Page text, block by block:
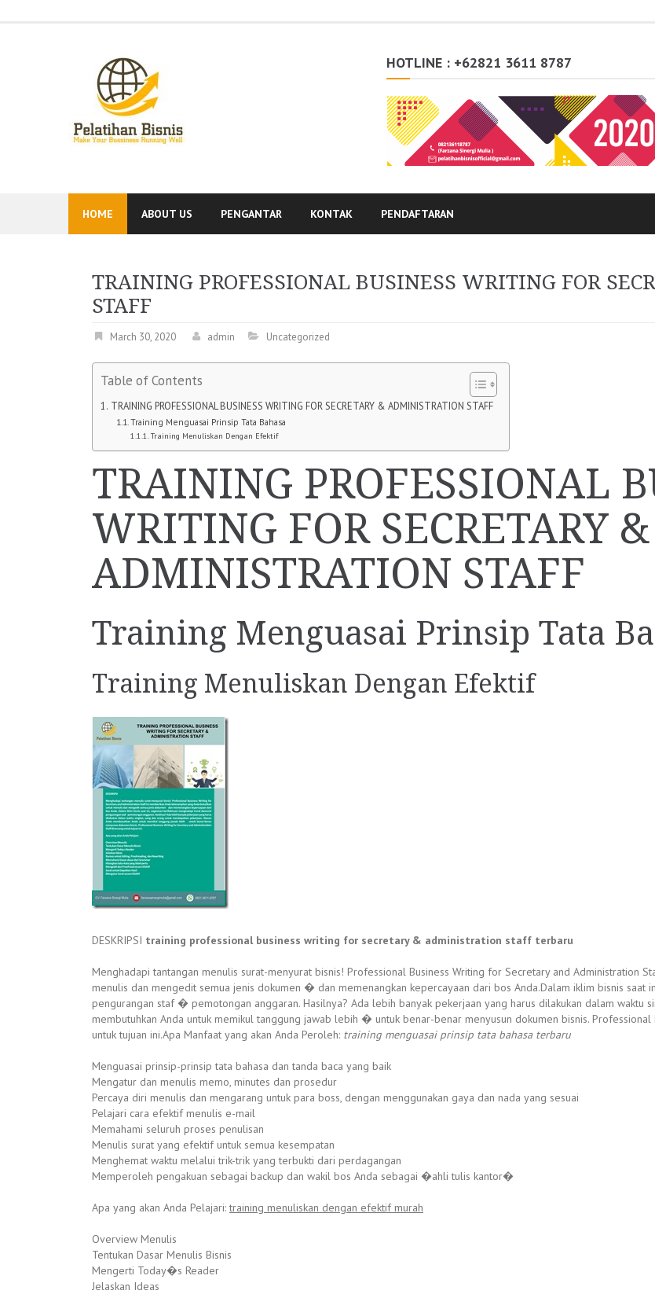
HOTLINE : +62821 3611 8787
HOME ABOUT US PENGANTAR KONTAK PENDAFTARAN
TRAINING PROFESSIONAL BUSINESS WRITING FOR
STAFF
March 30, 2020 admin Uncategorized
Table of Contents
TRAINING PROFESSIONAL BUSINESS WRITING FOR SECRETARY & ADMINISTRATION STAFF
Training Menguasai Prinsip Tata Bahasa
Training Menuliskan Dengan Efektif
TRAINING PROFESSIONAL
WRITING FOR SECRETARY &
ADMINISTRATION STAFF
Training Menguasai Prinsip Tata
Training Menuliskan Dengan Efektif
DESKRIPSI training professional business writing for secretary & administration staff terbaru
Menghadapi tantangan menulis surat-menyurat bisnis! Professional Business Writing for Secretary and Administration
menulis dan mengedit semua jenis dokumen � dan memenangkan kepercayaan dari bos Anda.Dalam iklim bisnis
pengurangan staf � pemotongan anggaran. Hasilnya? Ada lebih banyak pekerjaan yang harus dilakukan dalam waktu
membutuhkan Anda untuk memikul tanggung jawab lebih � untuk benar-benar menyusun dokumen bisnis.
untuk tujuan ini.Apa Manfaat yang akan Anda Peroleh: training menguasai prinsip tata bahasa terbaru
Menguasai prinsip-prinsip tata bahasa dan tanda baca yang baik
Mengatur dan menulis memo, minutes dan prosedur
Percaya diri menulis dan mengarang untuk para boss, dengan menggunakan gaya dan nada yang sesuai
Pelajari cara efektif menulis e-mail
Memahami seluruh proses penulisan
Menulis surat yang efektif untuk semua kesempatan
Menghemat waktu melalui trik-trik yang terbukti dari perdagangan
Memperoleh pengakuan sebagai backup dan wakil bos Anda sebagai �ahli tulis kantor�
Apa yang akan Anda Pelajari:training menuliskan dengan efektif murah
Overview Menulis
Tentukan Dasar Menulis Bisnis
Mengerti Today�s Reader
Jelaskan Ideas